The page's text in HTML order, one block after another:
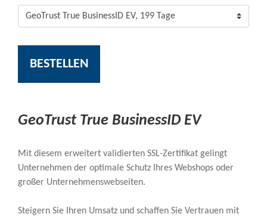
BESTELLEN
GeoTrust True BusinessID EV
Mit diesem erweitert validierten SSL-Zertifikat gelingt
Unternehmen der optimale Schutz Ihres Webshops oder
großer Unternehmenswebseiten.
Steigern Sie Ihren Umsatz und schaffen Sie Vertrauen mit